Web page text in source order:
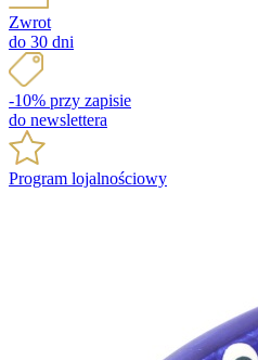
Zwrot
do 30 dni
-10% przy zapisie
do newslettera
Program lojalnościowy